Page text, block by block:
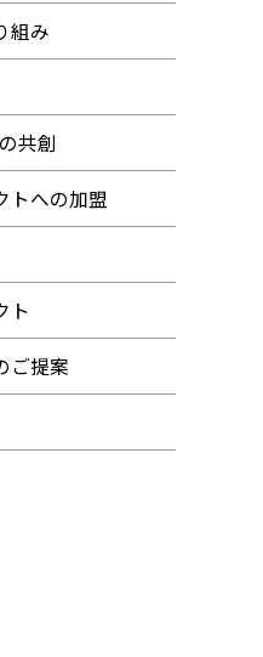
組み
共創
トへの加盟
ト
ご提案